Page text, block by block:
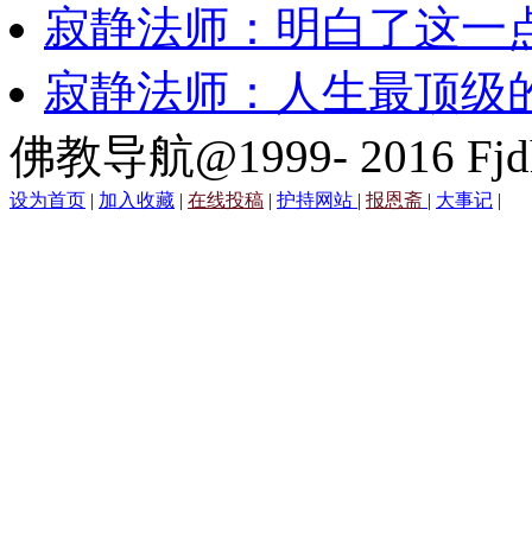
寂静法师：明白了这一
寂静法师：人生最顶级
佛教导航@1999- 2016
设为首页 | 加入收藏 | 在线投稿 | 护持网站 | 报恩斋 | 大事记 |